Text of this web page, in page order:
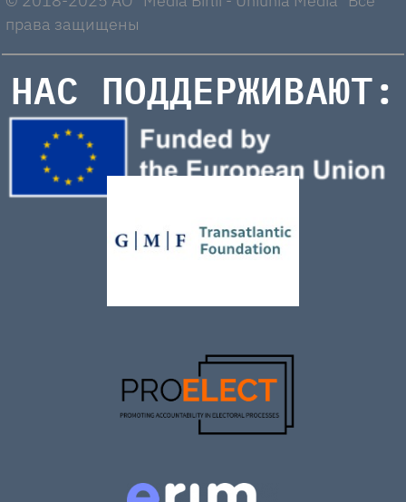
права защищены
НАС ПОДДЕРЖИВАЮТ: